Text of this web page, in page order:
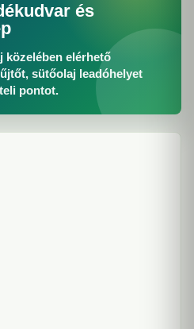
és
közelében elérhető
sütőolaj leadóhelyet
pontot.